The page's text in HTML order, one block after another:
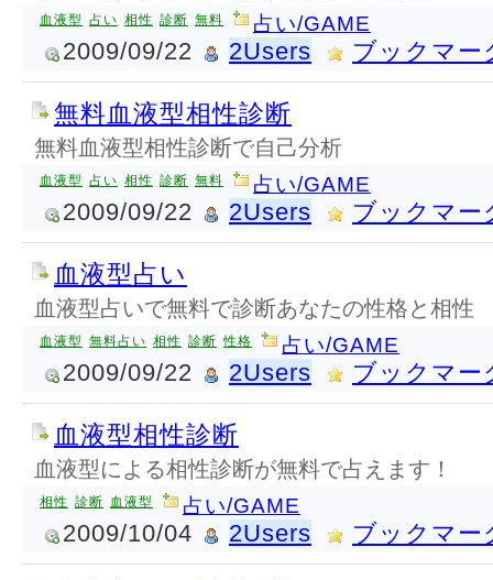
血液型 占い 相性 診断 無料 占い/GAME
2009/09/22 2Users ブックマー
無料血液型相性診断
無料血液型相性診断で自己分析
血液型 占い 相性 診断 無料 占い/GAME
2009/09/22 2Users ブックマー
血液型占い
血液型占いで無料で診断あなたの性格と相性
血液型 無料占い 相性 診断 性格 占い/GAME
2009/09/22 2Users ブックマー
血液型相性診断
血液型による相性診断が無料で占えます！
相性 診断 血液型 占い/GAME
2009/10/04 2Users ブックマー